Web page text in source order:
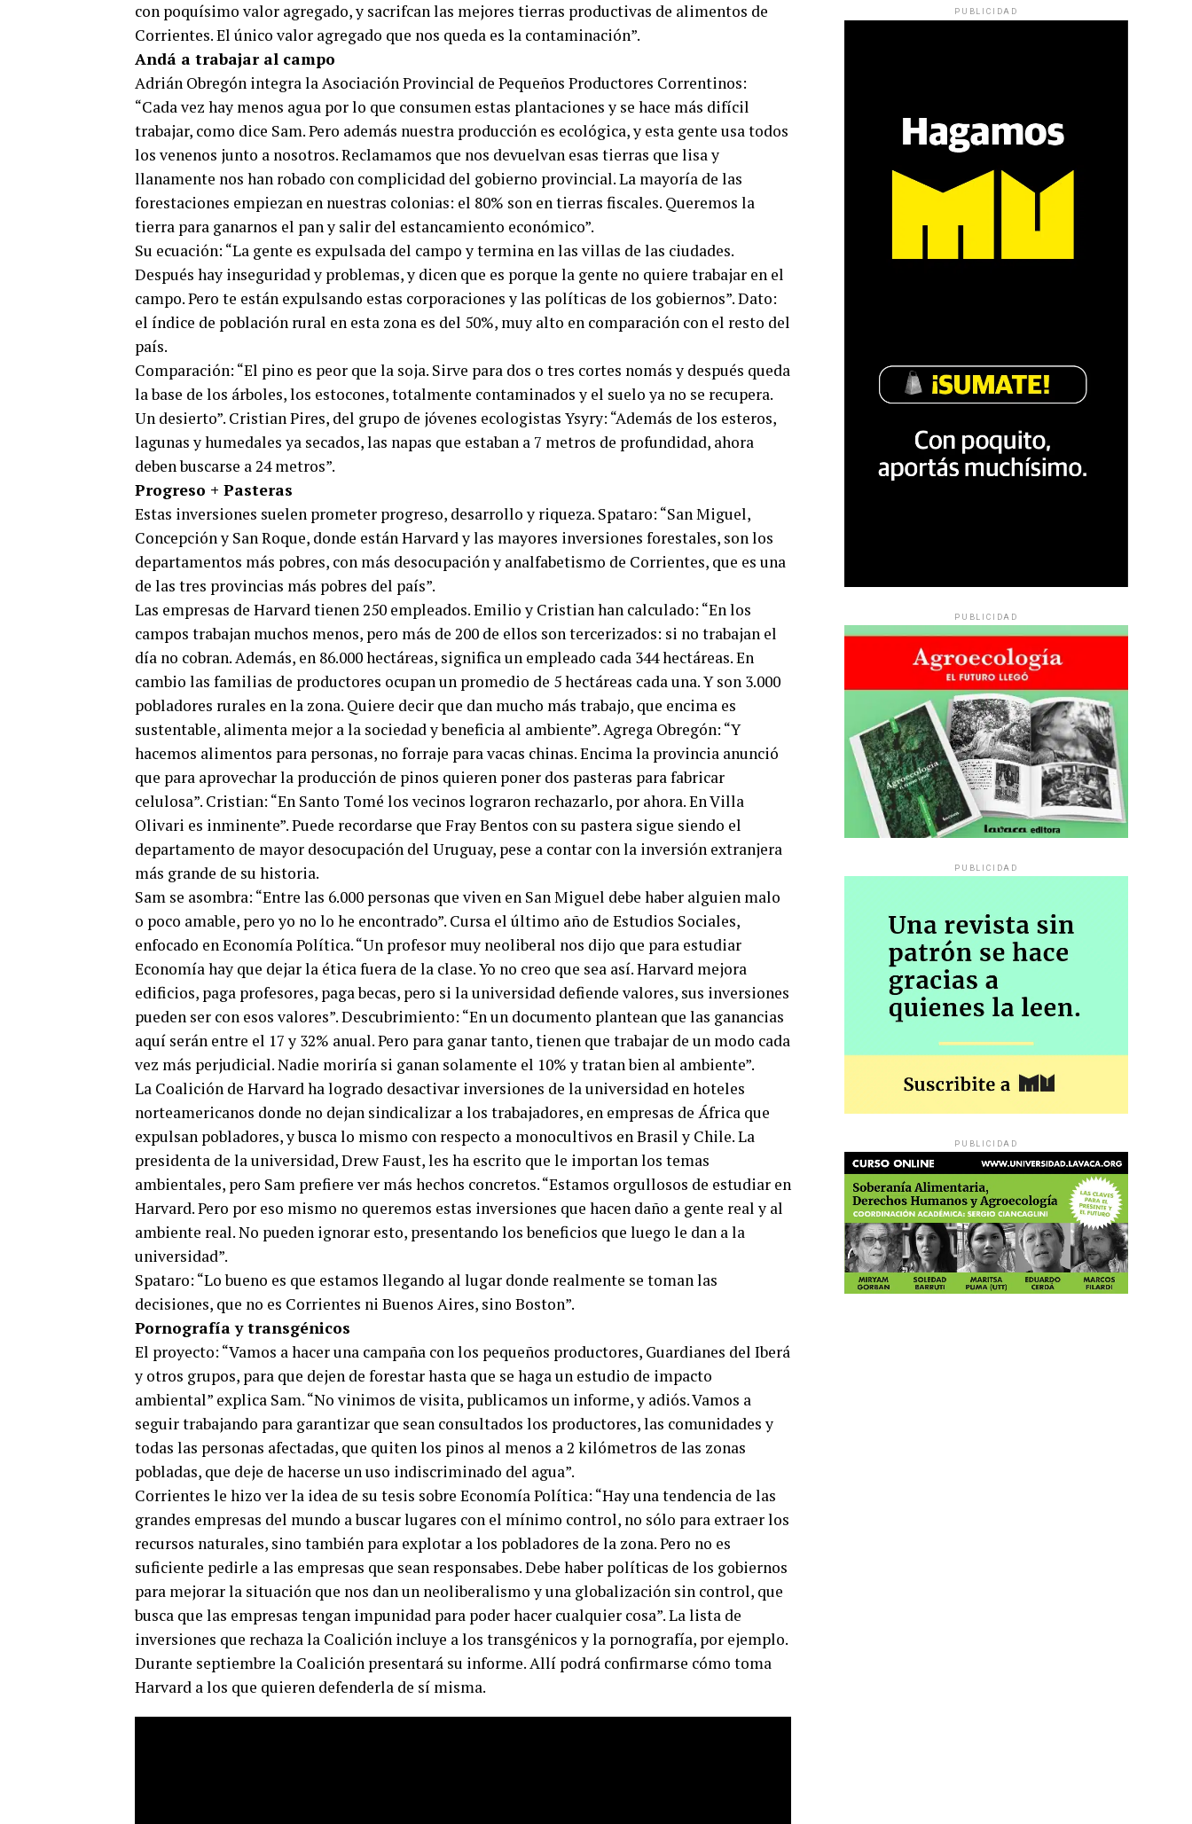
con poquísimo valor agregado, y sacrifcan las mejores tierras productivas de alimentos de
Corrientes. El único valor agregado que nos queda es la contaminación”.
Andá a trabajar al campo
Adrián Obregón integra la Asociación Provincial de Pequeños Productores Correntinos:
“Cada vez hay menos agua por lo que consumen estas plantaciones y se hace más difícil
trabajar, como dice Sam. Pero además nuestra producción es ecológica, y esta gente usa todos
los venenos junto a nosotros. Reclamamos que nos devuelvan esas tierras que lisa y
llanamente nos han robado con complicidad del gobierno provincial. La mayoría de las
forestaciones empiezan en nuestras colonias: el 80% son en tierras fiscales. Queremos la
tierra para ganarnos el pan y salir del estancamiento económico”.
Su ecuación: “La gente es expulsada del campo y termina en las villas de las ciudades.
Después hay inseguridad y problemas, y dicen que es porque la gente no quiere trabajar en el
campo. Pero te están expulsando estas corporaciones y las políticas de los gobiernos”. Dato:
el índice de población rural en esta zona es del 50%, muy alto en comparación con el resto del
país.
Comparación: “El pino es peor que la soja. Sirve para dos o tres cortes nomás y después queda
la base de los árboles, los estocones, totalmente contaminados y el suelo ya no se recupera.
Un desierto”. Cristian Pires, del grupo de jóvenes ecologistas Ysyry: “Además de los esteros,
lagunas y humedales ya secados, las napas que estaban a 7 metros de profundidad, ahora
deben buscarse a 24 metros”.
Progreso + Pasteras
Estas inversiones suelen prometer progreso, desarrollo y riqueza. Spataro: “San Miguel,
Concepción y San Roque, donde están Harvard y las mayores inversiones forestales, son los
departamentos más pobres, con más desocupación y analfabetismo de Corrientes, que es una
de las tres provincias más pobres del país”.
Las empresas de Harvard tienen 250 empleados. Emilio y Cristian han calculado: “En los
campos trabajan muchos menos, pero más de 200 de ellos son tercerizados: si no trabajan el
día no cobran. Además, en 86.000 hectáreas, significa un empleado cada 344 hectáreas. En
cambio las familias de productores ocupan un promedio de 5 hectáreas cada una. Y son 3.000
pobladores rurales en la zona. Quiere decir que dan mucho más trabajo, que encima es
sustentable, alimenta mejor a la sociedad y beneficia al ambiente”. Agrega Obregón: “Y
hacemos alimentos para personas, no forraje para vacas chinas. Encima la provincia anunció
que para aprovechar la producción de pinos quieren poner dos pasteras para fabricar
celulosa”. Cristian: “En Santo Tomé los vecinos lograron rechazarlo, por ahora. En Villa
Olivari es inminente”. Puede recordarse que Fray Bentos con su pastera sigue siendo el
departamento de mayor desocupación del Uruguay, pese a contar con la inversión extranjera
más grande de su historia.
Sam se asombra: “Entre las 6.000 personas que viven en San Miguel debe haber alguien malo
o poco amable, pero yo no lo he encontrado”. Cursa el último año de Estudios Sociales,
enfocado en Economía Política. “Un profesor muy neoliberal nos dijo que para estudiar
Economía hay que dejar la ética fuera de la clase. Yo no creo que sea así. Harvard mejora
edificios, paga profesores, paga becas, pero si la universidad defiende valores, sus inversiones
pueden ser con esos valores”. Descubrimiento: “En un documento plantean que las ganancias
aquí serán entre el 17 y 32% anual. Pero para ganar tanto, tienen que trabajar de un modo cada
vez más perjudicial. Nadie moriría si ganan solamente el 10% y tratan bien al ambiente”.
La Coalición de Harvard ha logrado desactivar inversiones de la universidad en hoteles
norteamericanos donde no dejan sindicalizar a los trabajadores, en empresas de África que
expulsan pobladores, y busca lo mismo con respecto a monocultivos en Brasil y Chile. La
presidenta de la universidad, Drew Faust, les ha escrito que le importan los temas
ambientales, pero Sam prefiere ver más hechos concretos. “Estamos orgullosos de estudiar en
Harvard. Pero por eso mismo no queremos estas inversiones que hacen daño a gente real y al
ambiente real. No pueden ignorar esto, presentando los beneficios que luego le dan a la
universidad”.
Spataro: “Lo bueno es que estamos llegando al lugar donde realmente se toman las
decisiones, que no es Corrientes ni Buenos Aires, sino Boston”.
Pornografía y transgénicos
El proyecto: “Vamos a hacer una campaña con los pequeños productores, Guardianes del Iberá
y otros grupos, para que dejen de forestar hasta que se haga un estudio de impacto
ambiental” explica Sam. “No vinimos de visita, publicamos un informe, y adiós. Vamos a
seguir trabajando para garantizar que sean consultados los productores, las comunidades y
todas las personas afectadas, que quiten los pinos al menos a 2 kilómetros de las zonas
pobladas, que deje de hacerse un uso indiscriminado del agua”.
Corrientes le hizo ver la idea de su tesis sobre Economía Política: “Hay una tendencia de las
grandes empresas del mundo a buscar lugares con el mínimo control, no sólo para extraer los
recursos naturales, sino también para explotar a los pobladores de la zona. Pero no es
suficiente pedirle a las empresas que sean responsabes. Debe haber políticas de los gobiernos
para mejorar la situación que nos dan un neoliberalismo y una globalización sin control, que
busca que las empresas tengan impunidad para poder hacer cualquier cosa”. La lista de
inversiones que rechaza la Coalición incluye a los transgénicos y la pornografía, por ejemplo.
Durante septiembre la Coalición presentará su informe. Allí podrá confirmarse cómo toma
Harvard a los que quieren defenderla de sí misma.
PUBLICIDAD
PUBLICIDAD
PUBLICIDAD
PUBLICIDAD